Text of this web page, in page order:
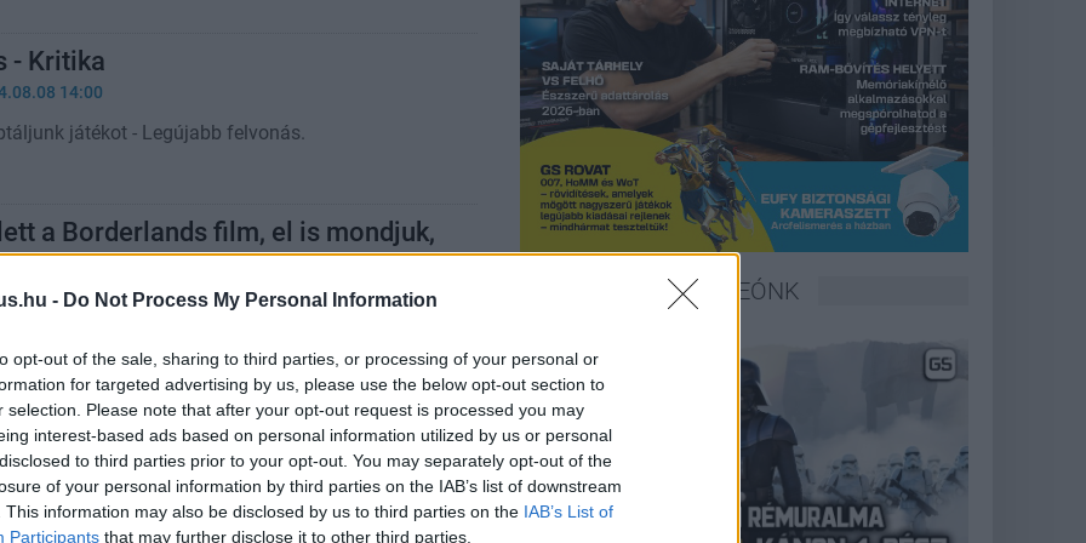
- Do Not Process My Personal Information
opt-out of the sale, sharing to third parties, or processing of your personal or
for targeted advertising by us, please use the below opt-out section to
selection. Please note that after your opt-out request is processed you may
interest-based ads based on personal information utilized by us or personal
to third parties prior to your opt-out. You may separately opt-out of the
of your personal information by third parties on the IAB’s list of downstream
This information may also be disclosed by us to third parties on the IAB’s List of
Participants that may further disclose it to other third parties.
- Kritika
14:00
játékot - Legújabb felvonás.
a Borderlands film, el is mondjuk,
alulmúlta a Borderlands mozi.
kritika - vessetek a pusztaságba
várt és váratlan dekoltázsok, a Cápasrác és
esztétikája - nehéz elhinni, hogy a Borderlands
LEGFRISSEBB VIDEÓNK